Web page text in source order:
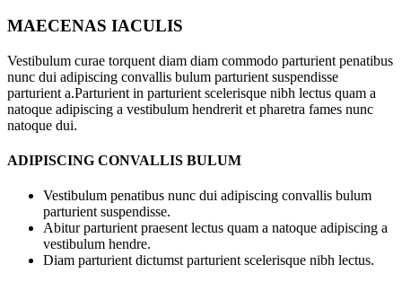
MAECENAS IACULIS
Vestibulum curae torquent diam diam commodo parturient penatibus
nunc dui adipiscing convallis bulum parturient suspendisse
parturient a.Parturient in parturient scelerisque nibh lectus quam a
natoque adipiscing a vestibulum hendrerit et pharetra fames nunc
natoque dui.
ADIPISCING CONVALLIS BULUM
Vestibulum penatibus nunc dui adipiscing convallis bulum
parturient suspendisse.
Abitur parturient praesent lectus quam a natoque adipiscing a
vestibulum hendre.
Diam parturient dictumst parturient scelerisque nibh lectus.